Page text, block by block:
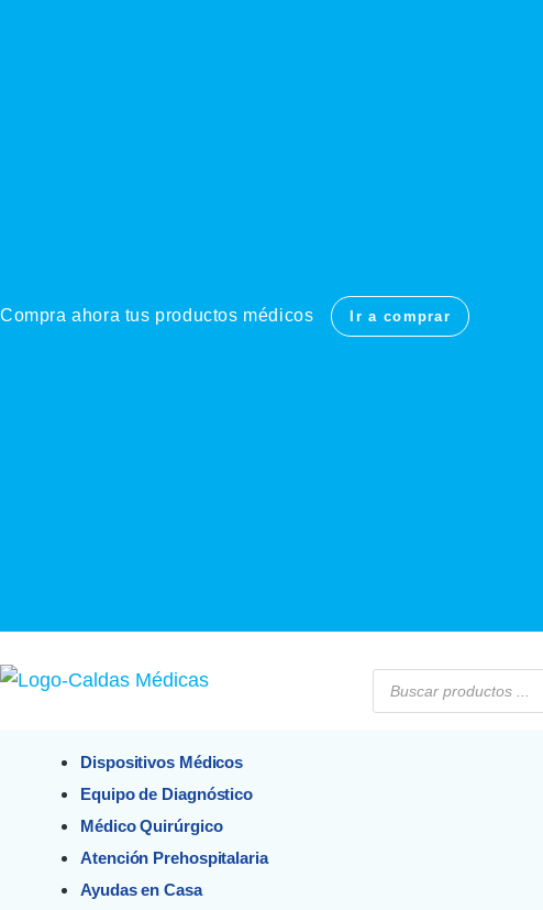
Compra ahora tus productos médicos Ir a comprar
Dispositivos Médicos
Equipo de Diagnóstico
Médico Quirúrgico
Atención Prehospitalaria
Ayudas en Casa